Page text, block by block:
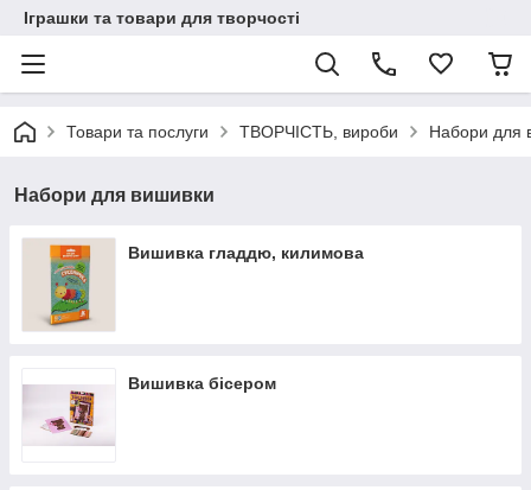
Іграшки та товари для творчості
Товари та послуги ТВОРЧІСТЬ, вироби Набори для
Набори для вишивки
Вишивка гладдю, килимова
Вишивка бісером